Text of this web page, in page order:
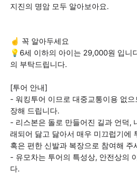
지진의 명암 모두 알아보아요.
☝️ 꼭 알아두세요
💡6세 이하의 아이는 29,000원 입니
의 부탁드립니다.
[투어 안내]
- 워킹투어 이므로 대중교통이용 없
장해 드립니다.
- 리스본은 돌로 만들어진 길과 언덕,
래되어 닳고 닳아서 매우 미끄럽기에
혹은 편한 신발과 복장으로 참여해 주
- 유모차는 투어의 특성상, 안전상의
다.